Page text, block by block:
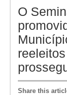
O
Share this